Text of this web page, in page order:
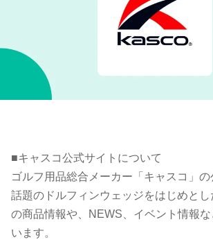
■キャスコ公式サイトについて
ゴルフ用品総合メーカー「キャスコ」の
話題のドルフィンウェッジをはじめと
の商品情報や、NEWS、イベント情報
います。